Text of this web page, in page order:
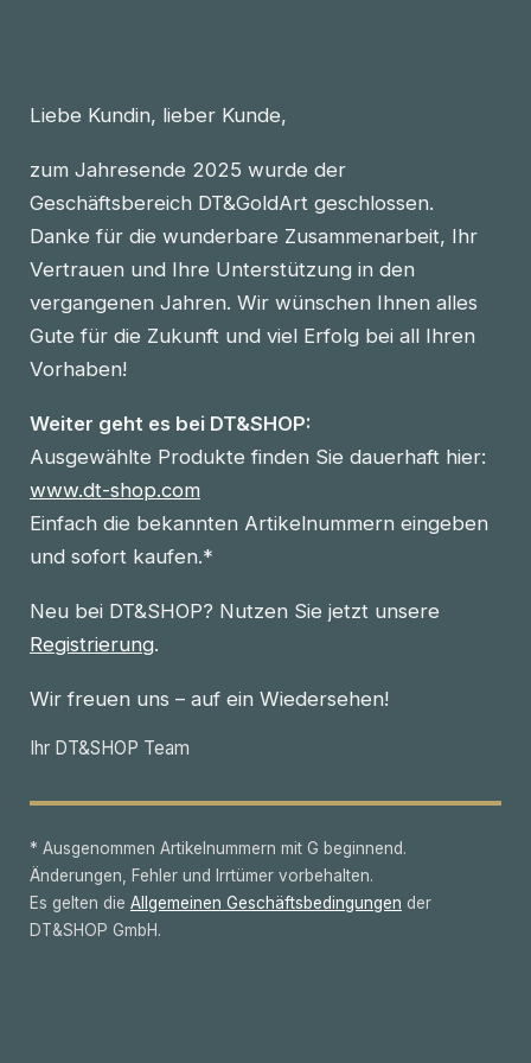
Liebe Kundin, lieber Kunde,
zum Jahresende 2025 wurde der
Geschäftsbereich DT&GoldArt geschlossen.
Danke für die wunderbare Zusammenarbeit, Ihr
Vertrauen und Ihre Unterstützung in den
vergangenen Jahren. Wir wünschen Ihnen alles
Gute für die Zukunft und viel Erfolg bei all Ihren
Vorhaben!
Weiter geht es bei DT&SHOP:
Ausgewählte Produkte finden Sie dauerhaft hier:
www.dt-shop.com
Einfach die bekannten Artikelnummern eingeben
und sofort kaufen.*
Neu bei DT&SHOP? Nutzen Sie jetzt unsere
Registrierung.
Wir freuen uns – auf ein Wiedersehen!
Ihr DT&SHOP Team
* Ausgenommen Artikelnummern mit G beginnend.
Änderungen, Fehler und Irrtümer vorbehalten.
Es gelten die Allgemeinen Geschäftsbedingungen der
DT&SHOP GmbH.